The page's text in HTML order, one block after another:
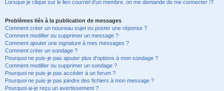
Lorsque je clique sur le lien courrield’un membre, on me demande de me connecter !?
Problèmes liés à la publication de messages
Comment créer un nouveau sujet ou poster une réponse ?
Comment modifier ou supprimer un message ?
Comment ajouter une signature à mes messages ?
Comment créer un sondage ?
Pourquoi ne puis-je pas ajouter plus d’options à mon sondage ?
Comment modifier ou supprimer un sondage ?
Pourquoi ne puis-je pas accéder à un forum ?
Pourquoi ne puis-je pas joindre des fichiers à mon message ?
Pourquoi ai-je reçu un avertissement ?